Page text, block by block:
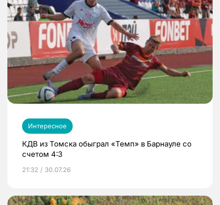
Интересное
КДВ из Томска обыграл «Темп» в Барнауле со
счетом 4:3
21:32 / 30.07.26